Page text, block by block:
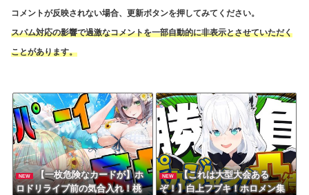
コメントが反映されない場合、更新ボタンを押してみてください。
スパム対応の影響で過激なコメントを一部自動的に非表示とさせていただく
ことがあります。
NEW
【一枚危険なカードが】ホ
ロドリライブ前の気合入れ！桃
NEW
【これは大型大会ある
ぞ！】白上フブキ！ホロメン集